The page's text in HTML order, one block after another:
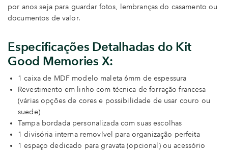
por anos seja para guardar fotos, lembranças do casamento ou
documentos de valor.
Especificações Detalhadas do Kit
Good Memories X:
1 caixa de MDF modelo maleta 6mm de espessura
Revestimento em linho com técnica de forração francesa
(várias opções de cores e possibilidade de usar couro ou
suede)
Tampa bordada personalizada com suas escolhas
1 divisória interna removível para organização perfeita
1 espaço dedicado para gravata (opcional) ou acessório